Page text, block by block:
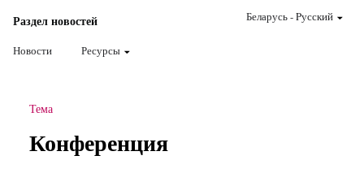
Раздел новостей
Новости Ресурсы
Беларусь-Pусский
Тема
Конференция